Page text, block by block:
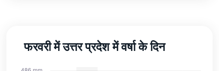
फरवरी में उत्तर प्रदेश में वर्षा के दिन